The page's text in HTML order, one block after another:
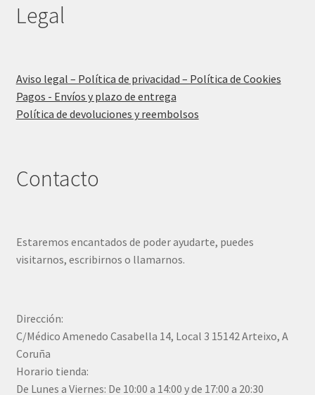
Legal
Aviso legal – Política de privacidad – Política de Cookies
Pagos - Envíos y plazo de entrega
Política de devoluciones y reembolsos
Contacto
Estaremos encantados de poder ayudarte, puedes
visitarnos, escribirnos o llamarnos.
Dirección:
C/Médico Amenedo Casabella 14, Local 3 15142 Arteixo, A
Coruña
Horario tienda:
De Lunes a Viernes: De 10:00 a 14:00 y de 17:00 a 20:30